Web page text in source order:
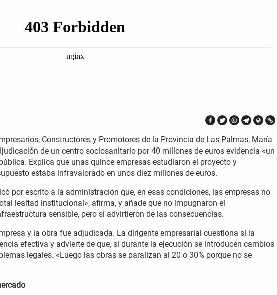
Constructores y Promotores de la Provincia de Las Palmas, María
de un centro sociosanitario por 40 millones de euros evidencia «un
Explica que unas quince empresas estudiaron el proyecto y
estaba infravalorado en unos diez millones de euros.
por escrito a la administración que, en esas condiciones, las empresas no
lealtad institucional», afirma, y añade que no impugnaron el
sensible, pero sí advirtieron de las consecuencias.
y la obra fue adjudicada. La dirigente empresarial cuestiona si la
efectiva y advierte de que, si durante la ejecución se introducen cambios
legales. «Luego las obras se paralizan al 20 o 30% porque no se